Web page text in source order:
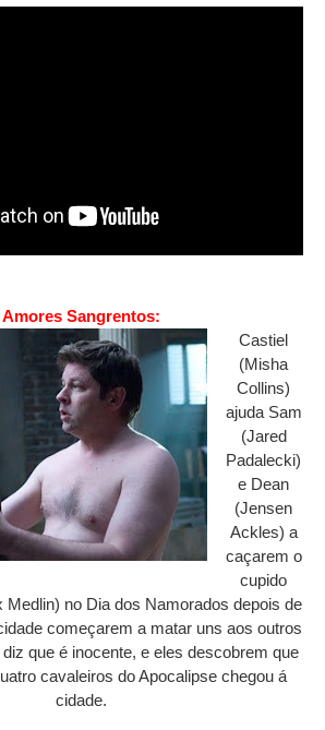
Amores Sangrentos:
Castiel
(Misha
Collins)
ajuda Sam
(Jared
Padalecki)
e Dean
(Jensen
Ackles) a
caçarem o
cupido
Medlin) no Dia dos Namorados depois de
começarem a matar uns aos outros
que é inocente, e eles descobrem que
cavaleiros do Apocalipse chegou á
cidade.